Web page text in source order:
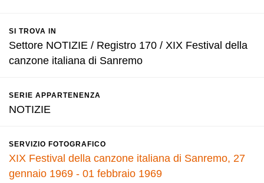
SI TROVA IN
Settore NOTIZIE / Registro 170 / XIX Festival della
canzone italiana di Sanremo
SERIE APPARTENENZA
NOTIZIE
SERVIZIO FOTOGRAFICO
XIX Festival della canzone italiana di Sanremo, 27
gennaio 1969 - 01 febbraio 1969